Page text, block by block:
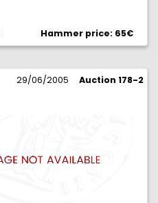
Hammer price: 65€
29/06/2005 Auction 178-2